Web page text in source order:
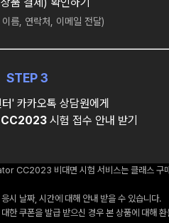
름, 연락처, 이메일 전달)
STEP 3
' 카카오톡 상담원에게
시험 접수 안내 받기
CC2023 비대면 시험 서비스는 클래스 구
시 날짜, 시간에 대해 안내 받을 수 있습니다.
한 쿠폰을 발급 받으신 경우 본 상품에 대해 환